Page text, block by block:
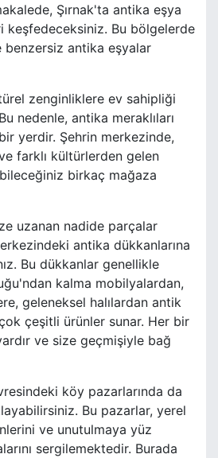
Şırnak'ta antika eşya
keşfedeceksiniz. Bu bölgelerde
antika eşyalar
zenginliklere ev sahipliği
nedenle, antika meraklıları
yerdir. Şehrin merkezinde,
farklı kültürlerden gelen
birkaç mağaza
uzanan nadide parçalar
antika dükkanlarına
Bu dükkanlar genellikle
kalma mobilyalardan,
geleneksel halılardan antik
çeşitli ürünler sunar. Her bir
ve size geçmişiyle bağ
köy pazarlarında da
Bu pazarlar, yerel
ve unutulmaya yüz
sergilemektedir. Burada